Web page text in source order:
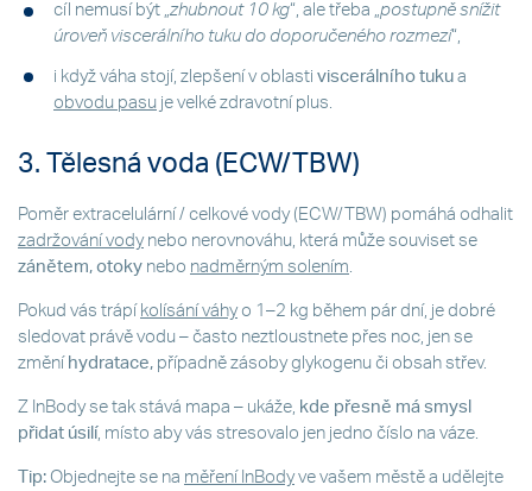
cíl nemusí být „zhubnout 10 kg“, ale třeba „postupně snížit
úroveň viscerálního tuku do doporučeného rozmezí“,
i když váha stojí, zlepšení v oblasti viscerálního tuku a
obvodu pasu je velké zdravotní plus.
3. Tělesná voda (ECW/TBW)
Poměr extracelulární / celkové vody (ECW/TBW) pomáhá odhalit
zadržování vodynebo nerovnováhu, která může souviset se
zánětem, otoky nebo nadměrným solením
Pokud vás trápí kolísání váhyo 1–2 kg během pár dní, je dobré
sledovat právě vodu – často neztloustnete přes noc, jen se
změníhydratace, případně zásoby glykogenu či obsah střev.
Z InBody se tak stává mapa – ukáže, kde přesně má smysl
přidat úsilí, místo aby vás stresovalo jen jedno číslo na váze.
Tip: Objednejte se na měření InBodyve vašem městě a udělejte